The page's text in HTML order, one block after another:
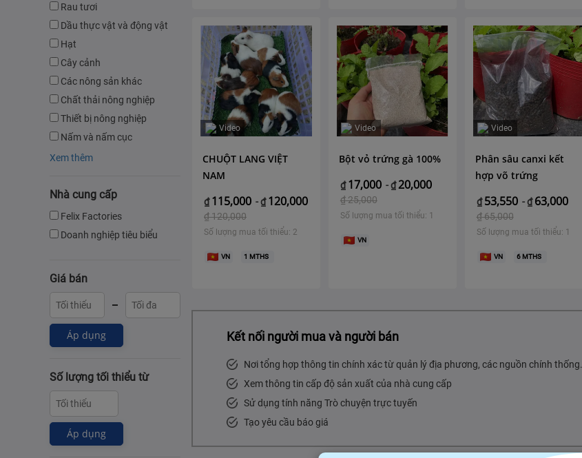
Rau tươi
Dầu thực vật và động vật
Hạt
Cây cảnh
Các nông sản khác
Chất thải nông nghiệp
Thiết bị nông nghiệp
Nấm và nấm cục
Xem thêm
Nhà cung cấp
Felix Factories
Doanh nghiệp tiêu biểu
Giá bán
Áp dụng
Số lượng tối thiểu từ
Áp dụng
Video
CHUỘT LANG VIỆT
NAM
₫ 115,000 -₫ 120,000
₫120,000
Số lượng mua tối thiểu: 2
VN 1 MTHS
Video
Bột vỏ trứng gà 100%
₫ 17,000 -₫ 20,000
₫25,000
Số lượng mua tối thiểu: 1
VN
Video
Phân sâu canxi kết
hợp võ trứng
₫ 53,550 -₫ 63,000
₫65,000
Số lượng mua tối thiểu: 1
VN 6 MTHS
Kết nối người mua và người bán
Nơi tổng hợp thông tin chính xác từ quản lý địa phương, các nguồn chính thống.
Xem thông tin cấp độ sản xuất của nhà cung cấp
Sử dụng tính năng Trò chuyện trực tuyến
Tạo yêu cầu báo giá